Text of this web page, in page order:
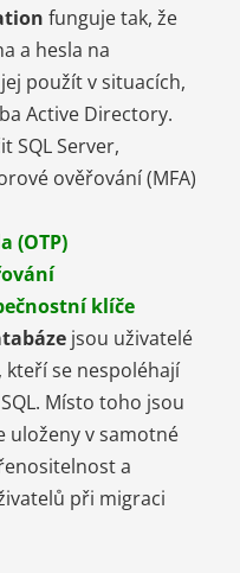
funguje tak, že
a hesla na
použít v situacích,
Active Directory.
SQL Server,
ověřování (MFA)
(OTP)
klíče
jsou uživatelé
se nespoléhají
Místo toho jsou
uloženy v samotné
a
při migraci